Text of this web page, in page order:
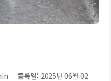
등록일: 2025년 06월 02